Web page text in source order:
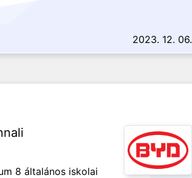
2023. 12. 06.
8 általános iskolai